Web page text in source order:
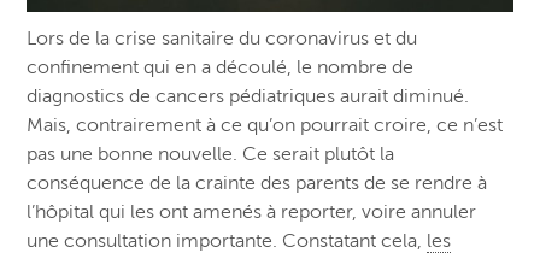
Lors de la crise sanitaire du coronavirus et du
confinement qui en a découlé, le nombre de
diagnostics de cancers pédiatriques aurait diminué.
Mais, contrairement à ce qu’on pourrait croire, ce n’est
pas une bonne nouvelle. Ce serait plutôt la
conséquence de la crainte des parents de se rendre à
l’hôpital qui les ont amenés à reporter, voire annuler
une consultation importante. Constatant cela, les